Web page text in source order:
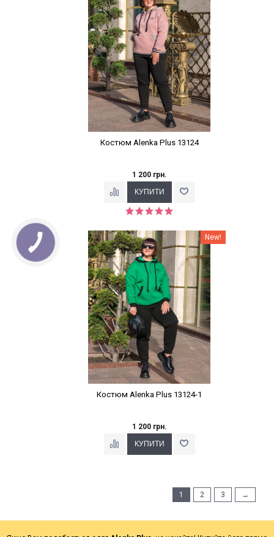
Костюм Alenka Plus 13124
1 200 грн.
Наклейки Варіант з % New!
Костюм Alenka Plus 13124-1
1 200 грн.
1 2 3 →